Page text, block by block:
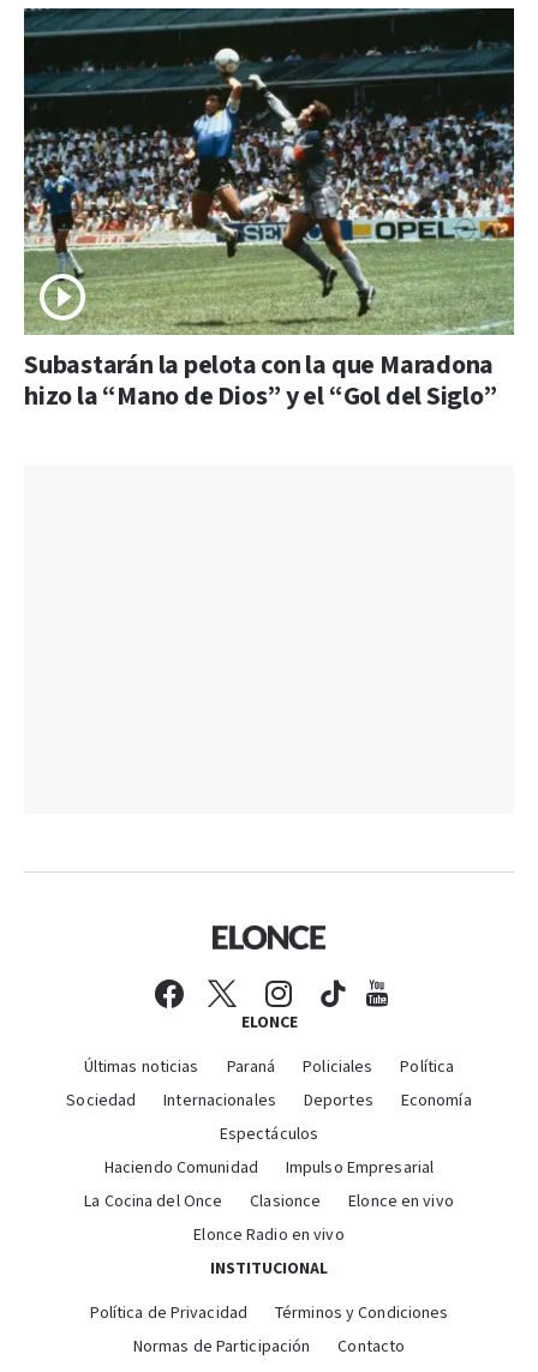
Subastarán la pelota con la que Maradona
hizo la “Mano de Dios” y el “Gol del Siglo”
ELONCE
Últimas noticias Paraná Policiales
Política
Sociedad
Internacionales Deportes
Economía
Espectáculos
Haciendo Comunidad
Impulso Empresarial
La Cocina del Once
Clasionce
Elonce en vivo
Elonce Radio en vivo
INSTITUCIONAL
Política de Privacidad
Términos y Condiciones
Normas de Participación
Contacto